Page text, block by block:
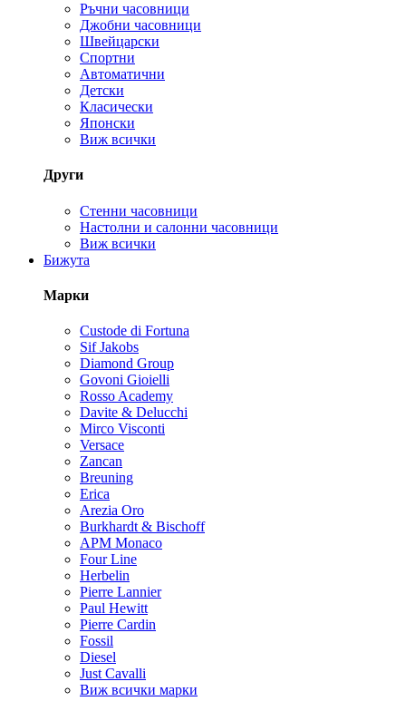
Ръчни часовници
Джобни часовници
Швейцарски
Спортни
Автоматични
Детски
Класически
Японски
Виж всички
Други
Стенни часовници
Настолни и салонни часовници
Виж всички
Бижута
Марки
Custode di Fortuna
Sif Jakobs
Diamond Group
Govoni Gioielli
Rosso Academy
Davite & Delucchi
Mirco Visconti
Versace
Zancan
Breuning
Erica
Arezia Oro
Burkhardt & Bischoff
APM Monaco
Four Line
Herbelin
Pierre Lannier
Paul Hewitt
Pierre Cardin
Fossil
Diesel
Just Cavalli
Виж всички марки